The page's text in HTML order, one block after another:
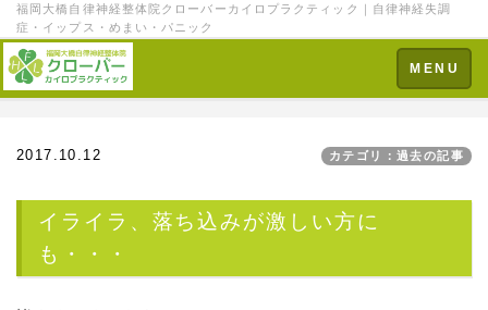
福岡大橋自律神経整体院クローバーカイロプラクティック｜自律神経失調
症・イップス・めまい・パニック
Toggle
navigation
MENU
2017.10.12 カテゴリ：過去の記事
イライラ、落ち込みが激しい方に
も・・・